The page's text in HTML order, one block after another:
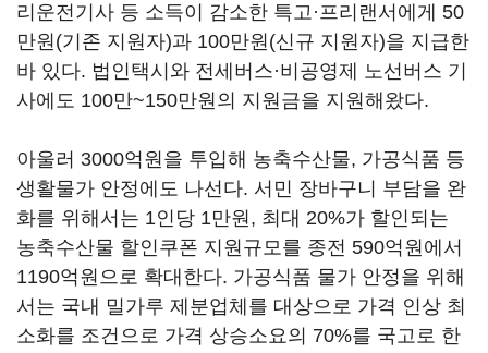
리운전기사 등 소득이 감소한 특고·프리랜서에게 50
만원(기존 지원자)과 100만원(신규 지원자)을 지급한
바 있다. 법인택시와 전세버스·비공영제 노선버스 기
사에도 100만~150만원의 지원금을 지원해왔다.
아울러 3000억원을 투입해 농축수산물, 가공식품 등
생활물가 안정에도 나선다. 서민 장바구니 부담을 완
화를 위해서는 1인당 1만원, 최대 20%가 할인되는
농축수산물 할인쿠폰 지원규모를 종전 590억원에서
1190억원으로 확대한다. 가공식품 물가 안정을 위해
서는 국내 밀가루 제분업체를 대상으로 가격 인상 최
소화를 조건으로 가격 상승소요의 70%를 국고로 한